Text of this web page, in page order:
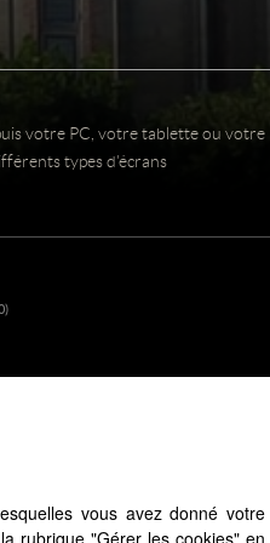
votre PC, votre tablette ou votre
types d'écrans
vous avez donné votre
rubrique "Gérer les cookies" en